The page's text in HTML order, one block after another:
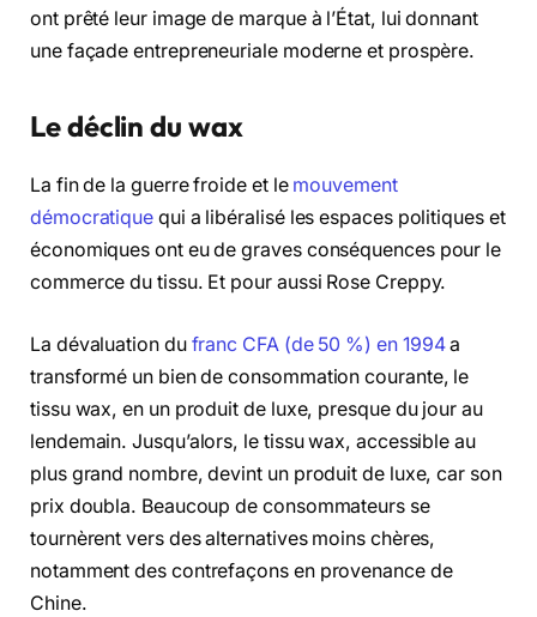
ont prêté leur image de marque à l’État, lui donnant
une façade entrepreneuriale moderne et prospère.
Le déclin du wax
La fin de la guerre froide et le mouvement
démocratique qui a libéralisé les espaces politiques et
économiques ont eu de graves conséquences pour le
commerce du tissu. Et pour aussi Rose Creppy.
La dévaluation du franc CFA (de 50 %) en 1994a
transformé un bien de consommation courante, le
tissu wax, en un produit de luxe, presque du jour au
lendemain. Jusqu’alors, le tissu wax, accessible au
plus grand nombre, devint un produit de luxe, car son
prix doubla. Beaucoup de consommateurs se
tournèrent vers des alternatives moins chères,
notamment des contrefaçons en provenance de
Chine.